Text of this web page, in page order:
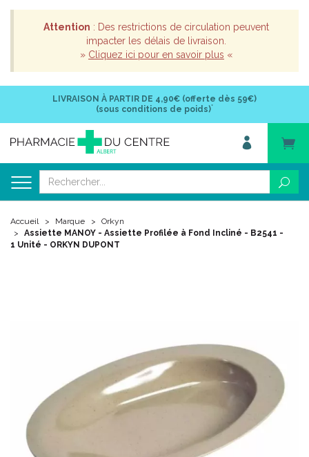
Attention : Des restrictions de circulation peuvent
impacter les délais de livraison.
» Cliquez ici pour en savoir plus «
LIVRAISON À PARTIR DE 4,90€ (offerte dès 59€)
(sous conditions de poids)*
Accueil Marque
Orkyn
Assiette MANOY - Assiette Profilée à Fond Incliné - B2541 -
1 Unité - ORKYN DUPONT